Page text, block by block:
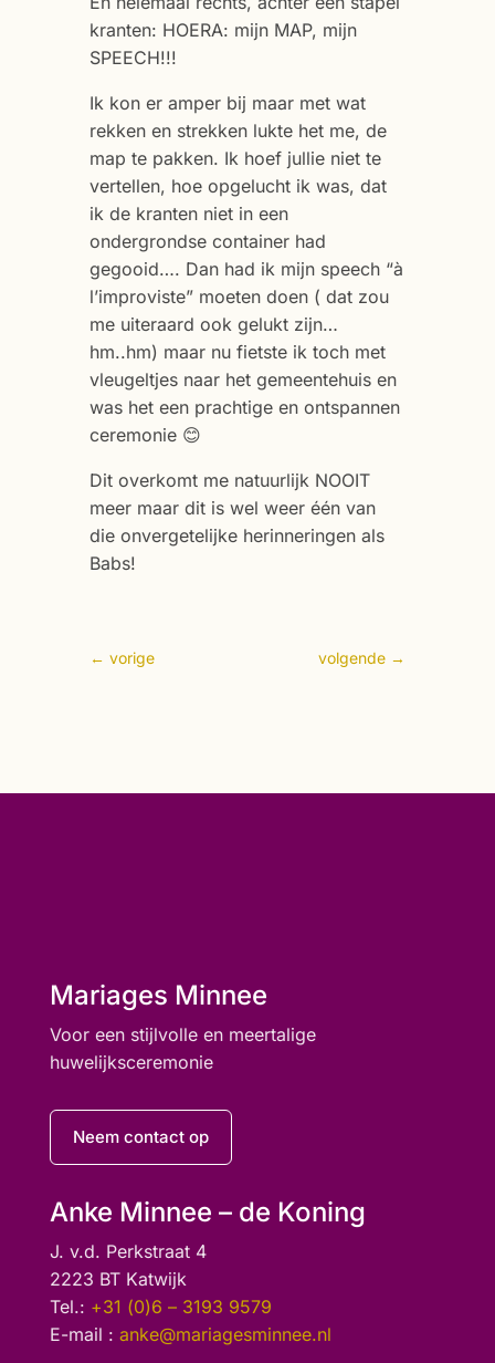
kranten: HOERA: mijn MAP, mijn
SPEECH!!!
Ik kon er amper bij maar met wat
rekken en strekken lukte het me, de
map te pakken. Ik hoef jullie niet te
vertellen, hoe opgelucht ik was, dat
ik de kranten niet in een
ondergrondse container had
gegooid…. Dan had ik mijn speech “à
l’improviste” moeten doen ( dat zou
me uiteraard ook gelukt zijn…
hm..hm) maar nu fietste ik toch met
vleugeltjes naar het gemeentehuis en
was het een prachtige en ontspannen
ceremonie 😊
Dit overkomt me natuurlijk NOOIT
meer maar dit is wel weer één van
die onvergetelijke herinneringen als
Babs!
← vorige volgende →
Mariages Minnee
Voor een stijlvolle en meertalige
huwelijksceremonie
Neem contact op
Anke Minnee – de Koning
J. v.d. Perkstraat 4
2223 BT Katwijk
Tel.: +31 (0)6 – 3193 9579
E-mail : anke@mariagesminnee.nl